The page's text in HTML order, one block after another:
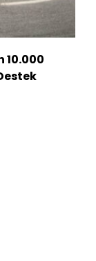
10.000